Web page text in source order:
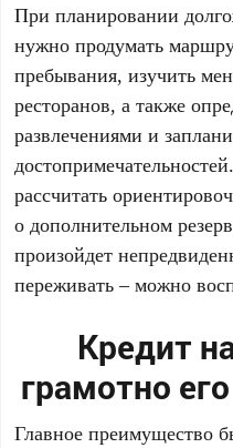
При планировании
нужно продумать
пребывания, изучить
ресторанов, а также
развлечениями и
рассчитать
о дополнительном
произойдет
переживать – можно
Кредит
грамотно
Главное преимущество